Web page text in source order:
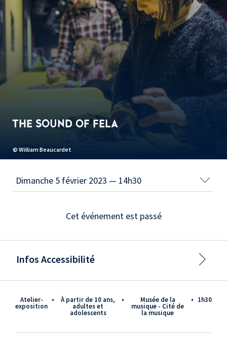
© William Beaucardet
THE SOUND OF FELA
Atelier-
exposition
• à partir de 10 ans,
adultes et
adolescents
• Musée de la
musique - Cité de
la musique
• 1h30
Cet événement est passé
Infos Accessibilité